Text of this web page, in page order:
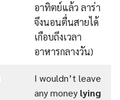
อาทิตย์แล้ว ลาร่า
จึงนอนตื่นสายได้
เกือบถึงเวลา
อาหารกลางวัน)
I wouldn’t leave
any money lying